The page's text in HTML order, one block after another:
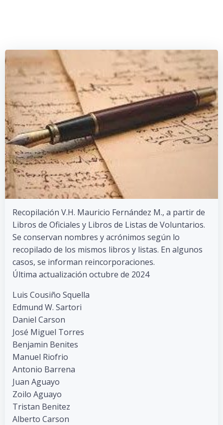
Recopilación V.H. Mauricio Fernández M., a partir de
Libros de Oficiales y Libros de Listas de Voluntarios.
Se conservan nombres y acrónimos según lo
recopilado de los mismos libros y listas. En algunos
casos, se informan reincorporaciones.
Última actualización octubre de 2024
Luis Cousiño Squella
Edmund W. Sartori
Daniel Carson
José Miguel Torres
Benjamin Benites
Manuel Riofrio
Antonio Barrena
Juan Aguayo
Zoilo Aguayo
Tristan Benitez
Alberto Carson